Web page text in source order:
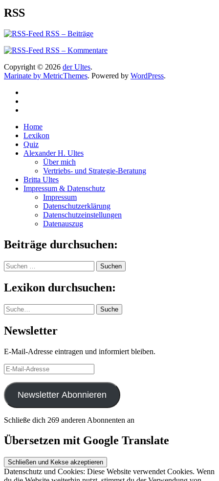
RSS
RSS – Beiträge
RSS – Kommentare
Copyright © 2026 der Ultes.
Marinate by MetricThemes. Powered by WordPress.
Home
Lexikon
Quiz
Alexander H. Ultes
Über mich
Vertriebs- und Strategie-Beratung
Britta Ultes
Impressum & Datenschutz
Impressum
Datenschutzerklärung
Datenschutzeinstellungen
Datenauszug
Beiträge durchsuchen:
Suchen
nach:
Lexikon durchsuchen:
Suche Suche
Newsletter
E-Mail-Adresse eintragen und informiert bleiben.
E-
Mail-
Adresse
Newsletter Abonnieren
Schließe dich 269 anderen Abonnenten an
Übersetzen mit Google Translate
Datenschutz und Cookies: Diese Website verwendet Cookies. Wenn